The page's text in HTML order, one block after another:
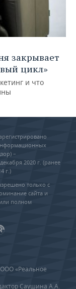
закрывает
цикл»
и что
–
2020 г. (ранее
г.)
только с
сайта и
полном
«Реальное
Саушина А.А.